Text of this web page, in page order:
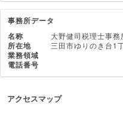
事務所データ
名称
大野健司税理士事務
所在地 三田市ゆりのき台1
業務領域
電話番号
アクセスマップ